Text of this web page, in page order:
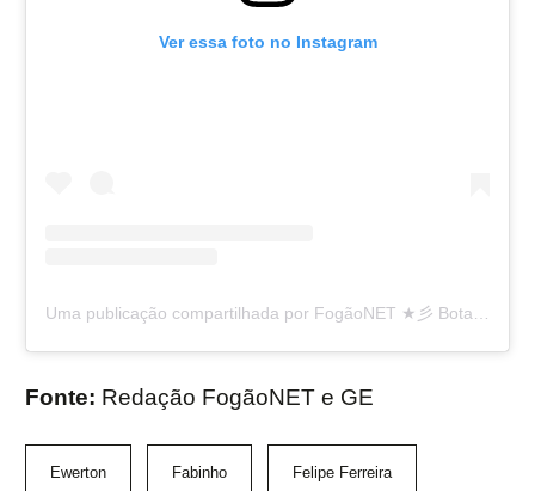
Ver essa foto no Instagram
Fonte: Redação FogãoNET e GE
Ewerton Fabinho Felipe Ferreira